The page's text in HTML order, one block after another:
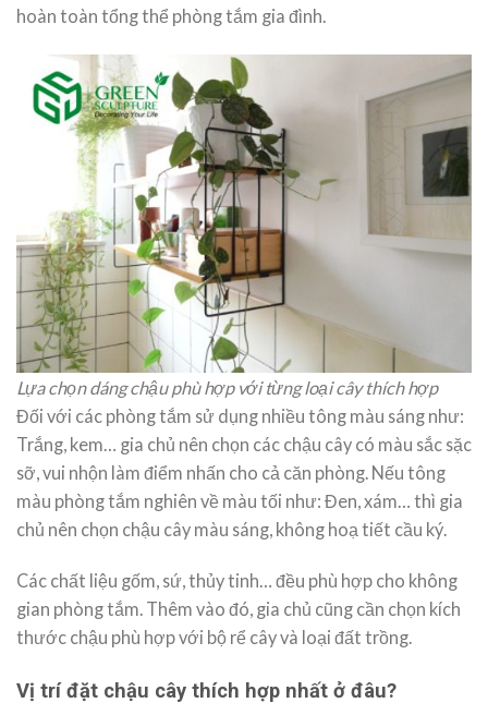
hoàn toàn tổng thể phòng tắm gia đình.
Lựa chọn dáng chậu phù hợp với từng loại cây thích hợp
Đối với các phòng tắm sử dụng nhiều tông màu sáng như:
Trắng, kem… gia chủ nên chọn các chậu cây có màu sắc sặc
sỡ, vui nhộn làm điểm nhấn cho cả căn phòng. Nếu tông
màu phòng tắm nghiên về màu tối như: Đen, xám… thì gia
chủ nên chọn chậu cây màu sáng, không hoạ tiết cầu ký.
Các chất liệu gốm, sứ, thủy tinh… đều phù hợp cho không
gian phòng tắm. Thêm vào đó, gia chủ cũng cần chọn kích
thước chậu phù hợp với bộ rể cây và loại đất trồng.
Vị trí đặt chậu cây thích hợp nhất ở đâu?